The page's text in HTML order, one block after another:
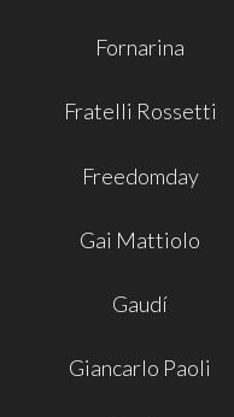
Fornarina
Fratelli Rossetti
Freedomday
Gai Mattiolo
Gaudí
Giancarlo Paoli